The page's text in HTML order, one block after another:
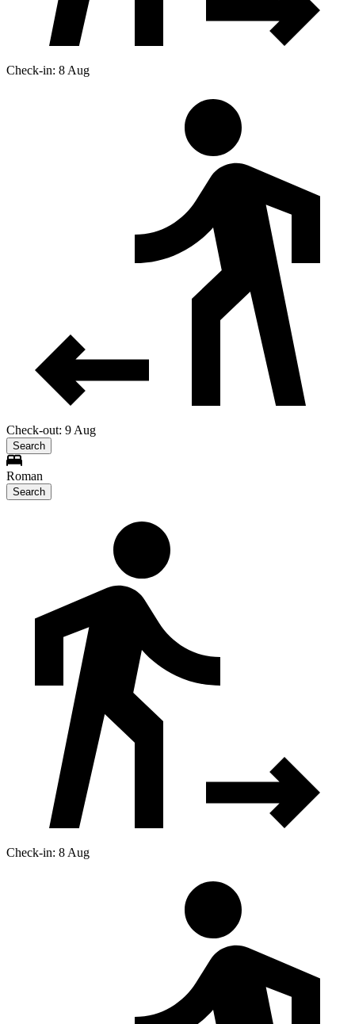
Check-in: 8 Aug
Check-out: 9 Aug
Search
Roman
Search
Check-in: 8 Aug